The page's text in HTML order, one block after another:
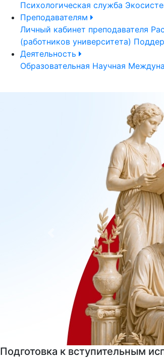
Психологическая служба
Преподавателям
Личный кабинет преподавателя
(работников университета)
Деятельность
Образовательная Научная
РГГУ — территория